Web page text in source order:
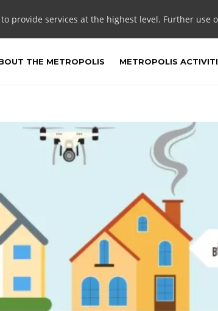
provide services at the highest level. Further
THE METROPOLIS METROPOLIS